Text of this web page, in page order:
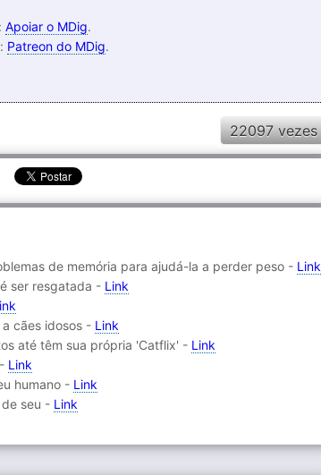
Apoiar o MDig.
Patreon do MDig.
22097 vezes
de memória para ajudá-la a perder peso - Link
ser resgatada - Link
cães idosos - Link
até têm sua própria 'Catflix' - Link
Link
humano - Link
seu - Link